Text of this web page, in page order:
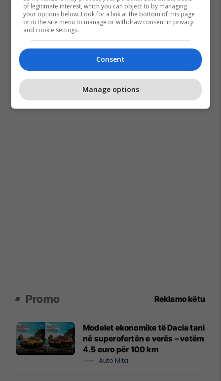
Promo Reklamo këtu
Modelet ekonomike të Dacia tani
në superofertën e verës – vetëm
4.5 euro për 100 km
Auto Mita
of legitimate interest, which you can object to by managing
your options below. Look for a link at the bottom of this page
or in the site menu to manage or withdraw consent in privacy
and cookie settings.
Consent
Manage options